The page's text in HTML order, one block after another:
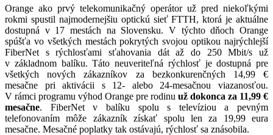
Orange ako prvý telekomunikačný operátor už pred niekoľkými
rokmi spustil najmodernejšiu optickú sieť FTTH, ktorá je aktuálne
dostupná v 17 mestách na Slovensku. V týchto dňoch Orange
spúšťa vo všetkých mestách pokrytých svojou optikou najrýchlejší
FiberNet s rýchlosťami sťahovania dát až do 250 Mbit/s už
v základnom balíku. Táto neuveriteľná rýchlosť je dostupná pre
všetkých nových zákazníkov za bezkonkurenčných 14,99 €
mesačne pri aktivácii s 12- alebo 24-mesačnou viazanosťou.
V rámci programu výhod Orange pre rodinu už dokonca za 11,99 €
mesačne. FiberNet v balíku spolu s televíziou a pevným
telefonovaním môže zákazník získať spolu len za 19,99 eura
mesačne. Mesačné poplatky tak ostávajú, rýchlosť sa znásobila.